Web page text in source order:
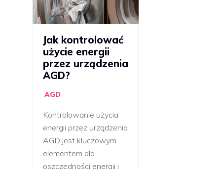
Jak kontrolować
użycie energii
przez urządzenia
AGD?
AGD
Kontrolowanie użycia
energii przez urządzenia
AGD jest kluczowym
elementem dla
oszczędności energii i